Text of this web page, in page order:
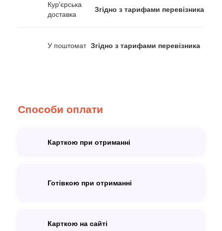
Кур'єрська
доставка
Згідно з тарифами перевізника
У поштомат Згідно з тарифами перевізника
Способи оплати
Карткою при отриманні
Готівкою при отриманні
Карткою на сайті